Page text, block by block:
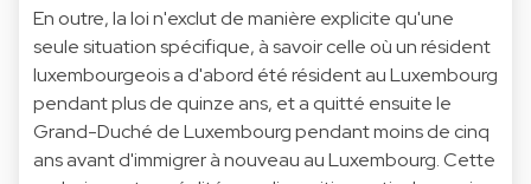
En outre, la loi n'exclut de manière explicite qu'une
seule situation spécifique, à savoir celle où un résident
luxembourgeois a d'abord été résident au Luxembourg
pendant plus de quinze ans, et a quitté ensuite le
Grand-Duché de Luxembourg pendant moins de cinq
ans avant d'immigrer à nouveau au Luxembourg. Cette